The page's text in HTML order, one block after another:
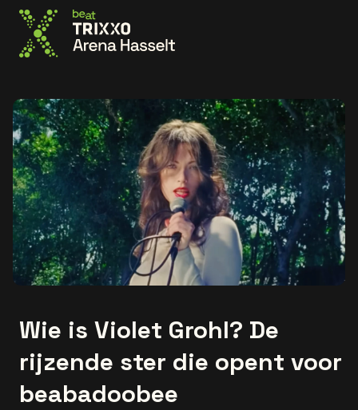
Wie is Violet Grohl? De
rijzende ster die opent voor
beabadoobee